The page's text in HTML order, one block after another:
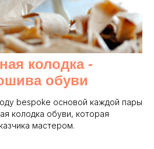
колодка -
обуви
bespoke основой каждой пары
колодка обуви, которая
мастером.